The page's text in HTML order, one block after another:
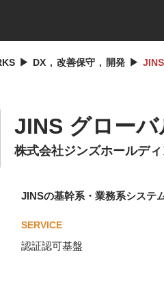
DX 改善保守 開発
JINS グロー
株式会社ジンズホールデ
JINSの基幹系・業務系システ
SERVICE
認証認可基盤